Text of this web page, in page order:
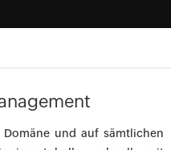
und auf sämtlichen